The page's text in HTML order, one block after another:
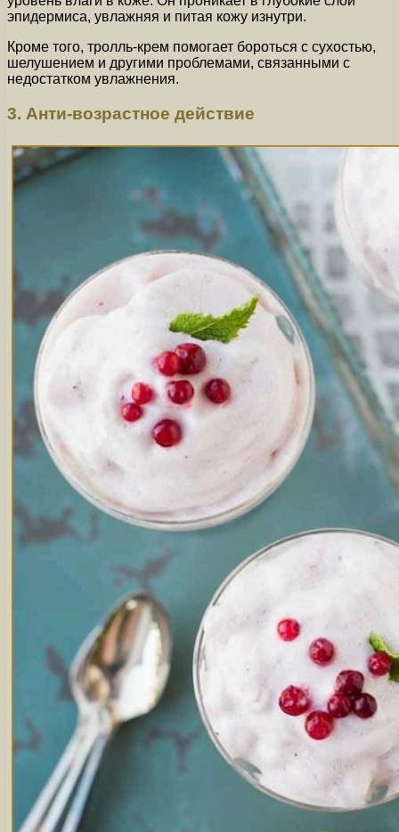
эпидермиса, увлажняя и питая кожу изнутри.
Кроме того, тролль-крем помогает бороться с сухостью,
шелушением и другими проблемами, связанными с
недостатком увлажнения.
3. Анти-возрастное действие